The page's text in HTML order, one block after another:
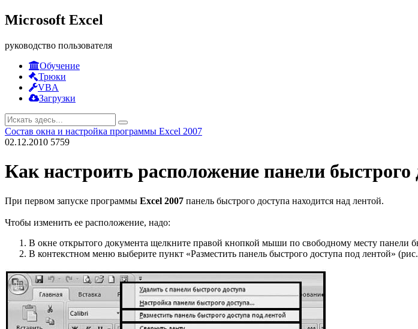
Microsoft Excel
руководство пользователя
Обучение
Трюки
VBA
Загрузки
Состав окна и настройка программы Excel 2007
02.12.2010 5759
Как настроить расположение панели быстрого
При первом запуске программы Excel 2007 панель быстрого доступа находится над лентой.
Чтобы изменить ее расположение, надо:
В окне открытого документа щелкните правой кнопкой мыши по свободному месту панели
В контекстном меню выберите пункт «Разместить панель быстрого доступа под лентой»